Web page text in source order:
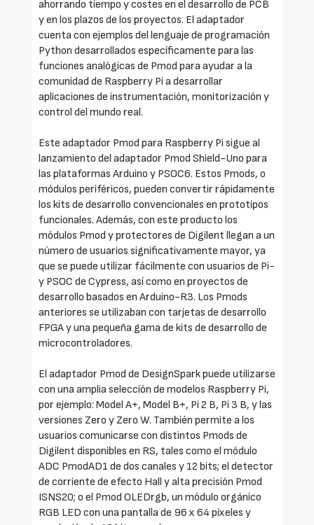
ahorrando tiempo y costes en el desarrollo de PCB
y en los plazos de los proyectos. El adaptador
cuenta con ejemplos del lenguaje de programación
Python desarrollados específicamente para las
funciones analógicas de Pmod para ayudar a la
comunidad de Raspberry Pi a desarrollar
aplicaciones de instrumentación, monitorización y
control del mundo real.
Este adaptador Pmod para Raspberry Pi sigue al
lanzamiento del adaptador Pmod Shield-Uno para
las plataformas Arduino y PSOC6. Estos Pmods, o
módulos periféricos, pueden convertir rápidamente
los kits de desarrollo convencionales en prototipos
funcionales. Además, con este producto los
módulos Pmod y protectores de Digilent llegan a un
número de usuarios significativamente mayor, ya
que se puede utilizar fácilmente con usuarios de Pi-
y PSOC de Cypress, así como en proyectos de
desarrollo basados en Arduino-R3. Los Pmods
anteriores se utilizaban con tarjetas de desarrollo
FPGA y una pequeña gama de kits de desarrollo de
microcontroladores.
El adaptador Pmod de DesignSpark puede utilizarse
con una amplia selección de modelos Raspberry Pi,
por ejemplo: Model A+, Model B+, Pi 2 B, Pi 3 B, y las
versiones Zero y Zero W. También permite a los
usuarios comunicarse con distintos Pmods de
Digilent disponibles en RS, tales como el módulo
ADC PmodAD1 de dos canales y 12 bits; el detector
de corriente de efecto Hall y alta precisión Pmod
ISNS20; o el Pmod OLEDrgb, un módulo orgánico
RGB LED con una pantalla de 96 x 64 píxeles y